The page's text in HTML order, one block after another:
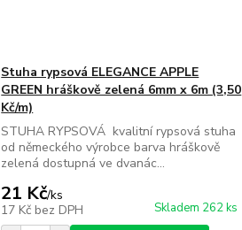
Stuha rypsová ELEGANCE APPLE
GREEN hráškově zelená 6mm x 6m (3,50
Kč/m)
STUHA RYPSOVÁ kvalitní rypsová stuha
od německého výrobce barva hráškově
zelená dostupná ve dvanác...
21 Kč/ks
17 Kč bez DPH Skladem 262 ks